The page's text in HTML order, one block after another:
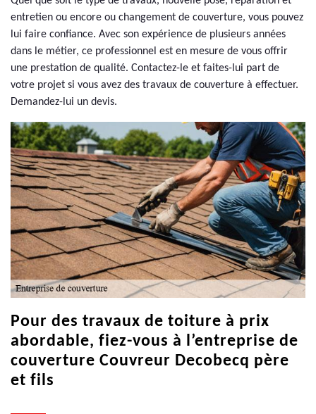
entretien ou encore ou changement de couverture, vous pouvez
lui faire confiance. Avec son expérience de plusieurs années
dans le métier, ce professionnel est en mesure de vous offrir
une prestation de qualité. Contactez-le et faites-lui part de
votre projet si vous avez des travaux de couverture à effectuer.
Demandez-lui un devis.
Pour des travaux de toiture à prix
abordable, fiez-vous à l’entreprise de
couverture Couvreur Decobecq père
et fils